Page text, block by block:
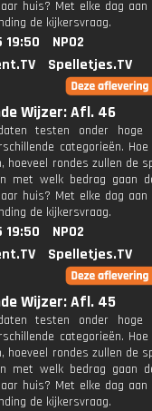
huis? Met elke dag
de kijkersvraag.
19:50
NPO2
Spelletjes.TV
Wijzer: Afl. 46
testen onder hoge
categorieën.
hoeveel rondes zullen de
met welk bedrag gaan
huis? Met elke dag
de kijkersvraag.
19:50
NPO2
Spelletjes.TV
Wijzer: Afl. 45
testen onder hoge
categorieën.
hoeveel rondes zullen de
met welk bedrag gaan
huis? Met elke dag
de kijkersvraag.